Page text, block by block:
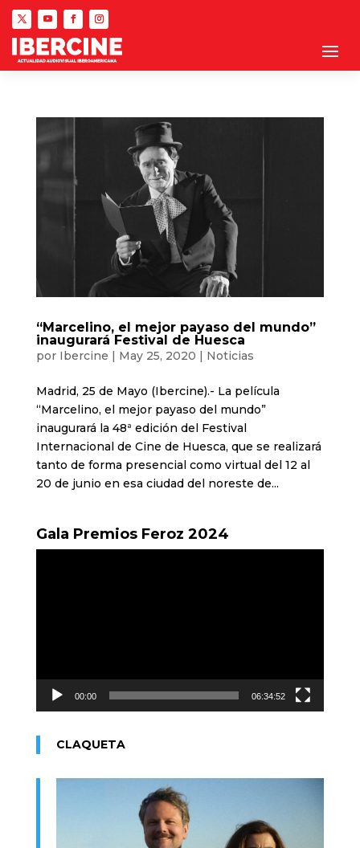
“Marcelino, el mejor payaso del mundo”
inaugurará Festival de Huesca
por Ibercine | May 25, 2020 | Noticias
Madrid, 25 de Mayo (Ibercine).- La película
“Marcelino, el mejor payaso del mundo”
inaugurará la 48ª edición del Festival
Internacional de Cine de Huesca, que se realizará
tanto de forma presencial como virtual del 12 al
20 de junio en esa ciudad del noreste de...
Gala Premios Feroz 2024
00:00 06:34:52
CLAQUETA